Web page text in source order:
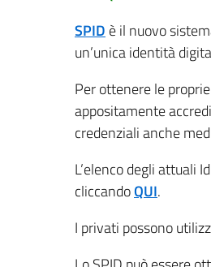
SPID è il nuovo
un’unica identità
Per ottenere le
appositamente
credenziali anche
L’elenco degli attuali
cliccandoQUI.
I privati possono